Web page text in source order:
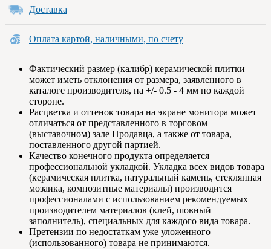
Доставка
Оплата картой, наличными, по счету
Фактический размер (калибр) керамической плитки
может иметь отклонения от размера, заявленного в
каталоге производителя, на +/- 0.5 - 4 мм по каждой
стороне.
Расцветка и оттенок товара на экране монитора может
отличаться от представленного в торговом
(выставочном) зале Продавца, а также от товара,
поставленного другой партией.
Качество конечного продукта определяется
профессиональной укладкой. Укладка всех видов товара
(керамическая плитка, натуральный камень, стеклянная
мозаика, композитные материалы) производится
профессионалами с использованием рекомендуемых
производителем материалов (клей, шовный
заполнитель), специальных для каждого вида товара.
Претензии по недостаткам уже уложенного
(использованного) товара не принимаются.